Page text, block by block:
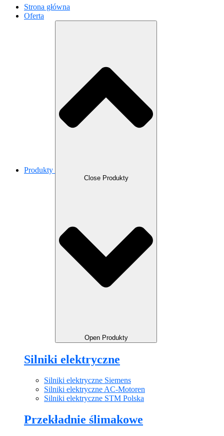
Strona główna
Oferta
Produkty
Close Produkty
Open Produkty
Silniki elektryczne
Silniki elektryczne Siemens
Silniki elektryczne AC-Motoren
Silniki elektryczne STM Polska
Przekładnie ślimakowe